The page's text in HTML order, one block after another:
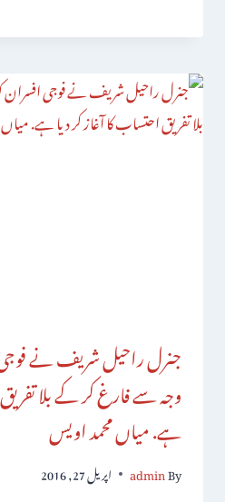
جنرل راحیل شریف نے
وجہ سے فارغ کر کے بلا
ہے. میاں محمد اویس
By
admin اپریل 27, 2016